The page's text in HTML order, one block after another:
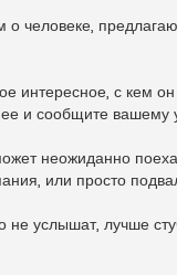
человеке,
интересное, с кем
и сообщите вашему
неожиданно
или просто
услышат, лучше